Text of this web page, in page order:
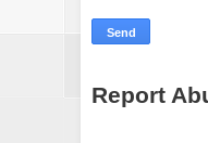
Report